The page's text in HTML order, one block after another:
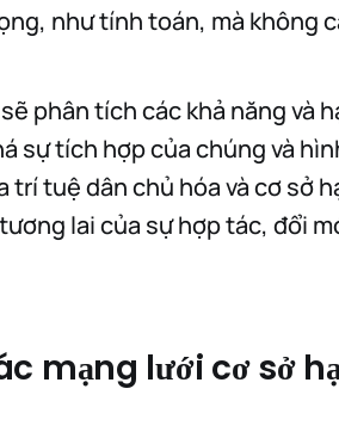
như tính toán, mà không
phân tích các khả năng và
sự tích hợp của chúng và
trí tuệ dân chủ hóa và cơ sở
lai của sự hợp tác, đổi
mạng lưới cơ sở